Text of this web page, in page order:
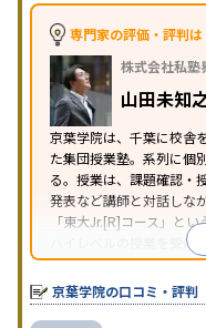
専門家の評価・評判は
株式会社私塾
山田未知
京葉学院は、千葉に校舎
た集団授業塾。系列に個
る。授業は、課題確認・
発表など講師と対話しな
「東大Jr.[R]コース」と
ハイレベルの授業を受け
り学習もできる。
京葉学院の口コミ・評判